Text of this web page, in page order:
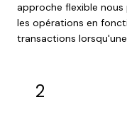
approche flexible
les opérations en
transactions
2